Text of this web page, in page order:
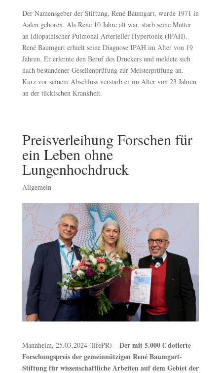
Der Namensgeber der Stiftung, René Baumgart, wurde 1971 in
Aalen ge­boren. Als René 10 Jahre alt war, starb seine Mutter
an Idiopathischer Pul­monal Arterieller Hypertonie (IPAH).
René Baumgart erhielt seine Dia­gnose IPAH im Alter von 19
Jahren. Er erlernte den Beruf des Druckers und meldete sich
nach bestandener Gesellenprüfung zur Meisterprüfung an.
Kurz vor seinem Abschluss verstarb er im Alter von 23 Jahren
an der tückischen Krankheit.
Preisverleihung Forschen für
ein Leben ohne
Lungenhochdruck
Allgemein
Mannheim, 25.03.2024 (lifePR) – Der mit 5.000 € dotierte
Forschungspreis der gemeinnützigen René Baumgart-
Stiftung für wissenschaftliche Arbeiten auf dem Gebiet der